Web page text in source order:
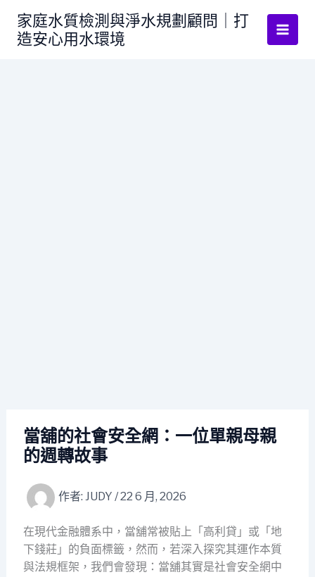
家庭水質檢測與淨水規劃顧問｜打
造安心用水環境
當舖的社會安全網：一位單親母親
的週轉故事
作者: JUDY /22 6 月, 2026
在現代金融體系中，當舖常被貼上「高利貸」或「地
下錢莊」的負面標籤，然而，若深入探究其運作本質
與法規框架，我們會發現：當舖其實是社會安全網中